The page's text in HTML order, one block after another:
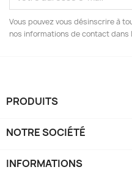
Vous pouvez vous désinscrire à
nos informations de contact
PRODUITS
NOTRE SOCIÉTÉ
INFORMATIONS